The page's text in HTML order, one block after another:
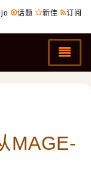
话题 新佳 订阅
MAGE-